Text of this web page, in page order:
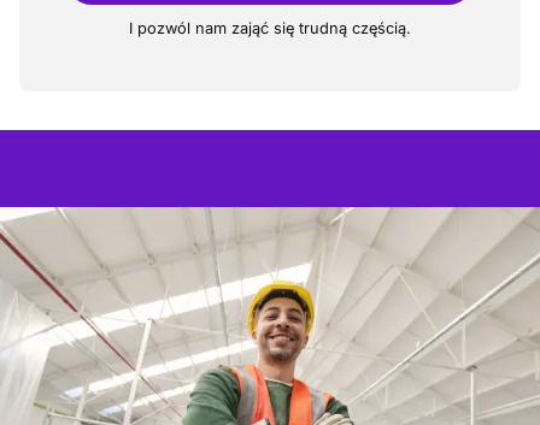
I pozwól nam zająć się trudną częścią.